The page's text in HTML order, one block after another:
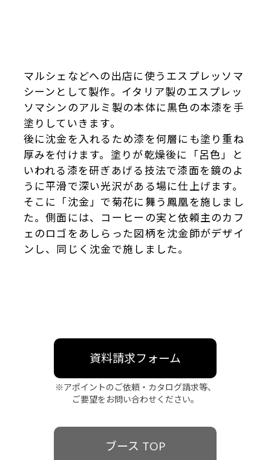
マルシェなどへの出店に使うエスプレッソマ
シーンとして製作。イタリア製のエスプレッ
ソマシンのアルミ製の本体に黒色の本漆を手
塗りしていきます。
後に沈金を入れるため漆を何層にも塗り重ね
厚みを付けます。塗りが乾燥後に「呂色」と
いわれる漆を研ぎあげる技法で漆面を鏡のよ
うに平滑で深い光沢がある場に仕上げます。
そこに「沈金」で菊花に舞う鳳凰を施しまし
た。側面には、コーヒーの実と依頼主のカフ
ェのロゴをあしらった図柄を沈金師がデザイ
ンし、同じく沈金で施しました。
資料請求フォーム
※アポイントのご依頼・カタログ請求等、
ご要望をお問い合わせください。
ブース TOP